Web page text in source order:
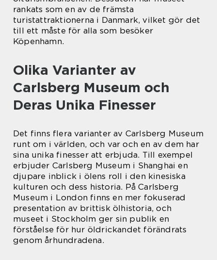
rankats som en av de främsta
turistattraktionerna i Danmark, vilket gör det
till ett måste för alla som besöker
Köpenhamn.
Olika Varianter av
Carlsberg Museum och
Deras Unika Finesser
Det finns flera varianter av Carlsberg Museum
runt om i världen, och var och en av dem har
sina unika finesser att erbjuda. Till exempel
erbjuder Carlsberg Museum i Shanghai en
djupare inblick i ölens roll i den kinesiska
kulturen och dess historia. På Carlsberg
Museum i London finns en mer fokuserad
presentation av brittisk ölhistoria, och
museet i Stockholm ger sin publik en
förståelse för hur öldrickandet förändrats
genom århundradena.